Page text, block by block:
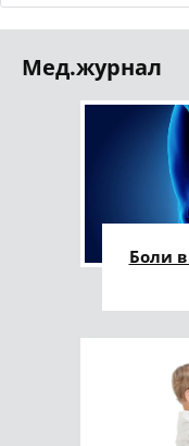
Мед.журнал
Боли